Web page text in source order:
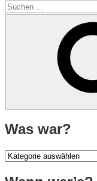
Suche
Was war?
Was